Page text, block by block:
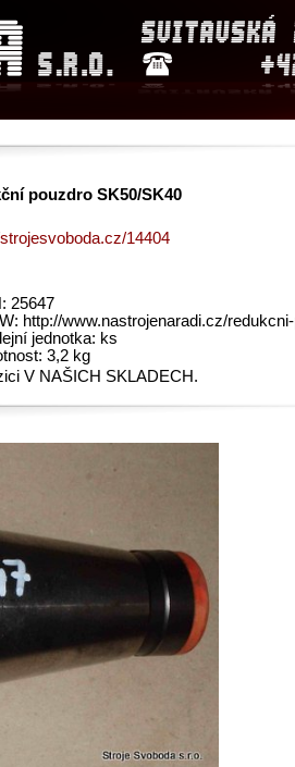
pouzdro SK50/SK40
14404
25647
http://www.nastrojenaradi.cz/
jednotka: ks
3,2 kg
V NAŠICH SKLADECH.